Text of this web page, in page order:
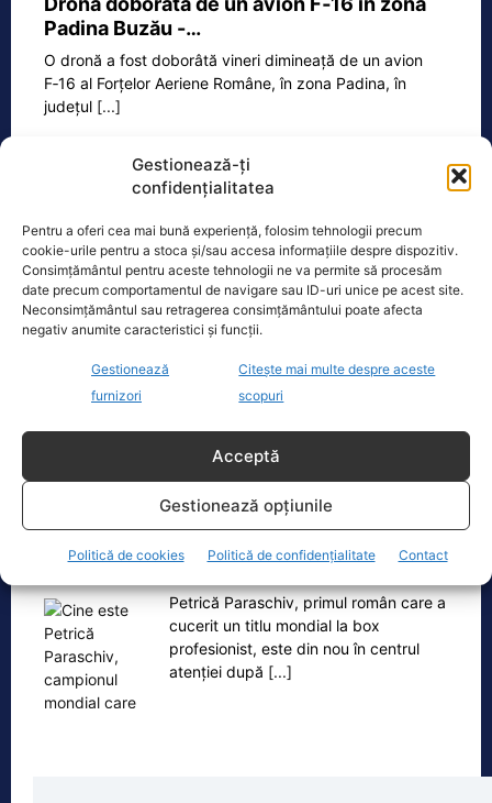
Gestionează-ți
confidențialitatea
Pentru a oferi cea mai bună experiență, folosim tehnologii precum
cookie-urile pentru a stoca și/sau accesa informațiile despre dispozitiv.
Consimțământul pentru aceste tehnologii ne va permite să procesăm
date precum comportamentul de navigare sau ID-uri unice pe acest site.
Neconsimțământul sau retragerea consimțământului poate afecta
negativ anumite caracteristici și funcții.
Gestionează
furnizori
Citește mai multe despre aceste
scopuri
Acceptă
Gestionează opțiunile
Politică de cookies Politică de confidențialitate Contact
Padina Buzău -…
O dronă a fost doborâtă vineri dimineață de un avion
F‑16 al Forțelor Aeriene Române, în zona Padina, în
județul [...]
Bolojan dă undă verde Transelectrica să
taie curentul companiilor, în contextul…
Ilie Bolojan a transmis astăzi că va da
undă verde Transelectrica să taie
actualei crize energetice[...]
Cine este Petrică Paraschiv, campionul mondial care
Petrică Paraschiv, primul român care a
cucerit un titlu mondial la box
profesionist, este din nou în centrul
atenției după [...]